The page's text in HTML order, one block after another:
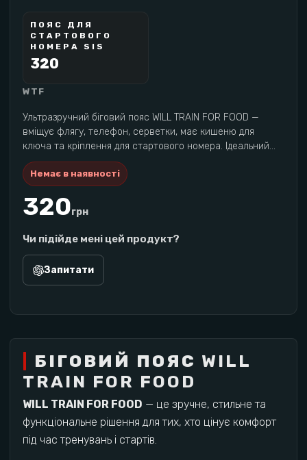
WTF
Ультразручний біговий пояс WILL TRAIN FOR FOOD —
вміщує флягу, телефон, серветки, має кишеню для
ключа та кріплення для стартового номера. Ідеальний
для щоденних тренувань, півмарафону та 10 км.
Немає в наявності
320грн
Чи підійде мені цей продукт?
Запитати
SCIENCE IN SPORT
BEST SELLER
ПОЯС ДЛЯ
СТАРТОВОГО
НОМЕРА SIS
320
БІГОВИЙ ПОЯС WILL
TRAIN FOR FOOD
WILL TRAIN FOR FOOD — це зручне, стильне та
функціональне рішення для тих, хто цінує комфорт
під час тренувань і стартів.